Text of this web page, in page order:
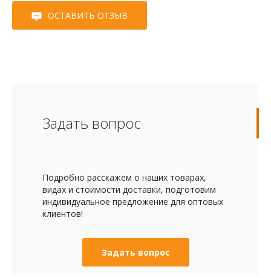
ОСТАВИТЬ ОТЗЫВ
Задать вопрос
Подробно расскажем о наших товарах,
видах и стоимости доставки, подготовим
индивидуальное предложение для оптовых
клиентов!
Задать вопрос